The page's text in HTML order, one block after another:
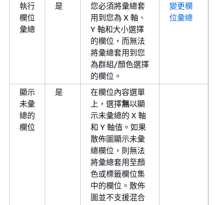
執行
欄位
彙總
是
您必須將彙總套
用到您為 X 軸、
Y 軸和大小選擇
的欄位，而無法
將彙總套用到您
為群組/顏色選擇
的欄位。
變更欄
位彙總
顯示
未彙
總的
欄位
是
在欄位內容選單
上，選擇無以顯
示未彙總的 X 軸
和 Y 軸值。如果
散佈圖顯示未彙
總欄位，則無法
將彙總套用至顏
色或標籤欄位集
中的欄位。散佈
圖並不支援混合